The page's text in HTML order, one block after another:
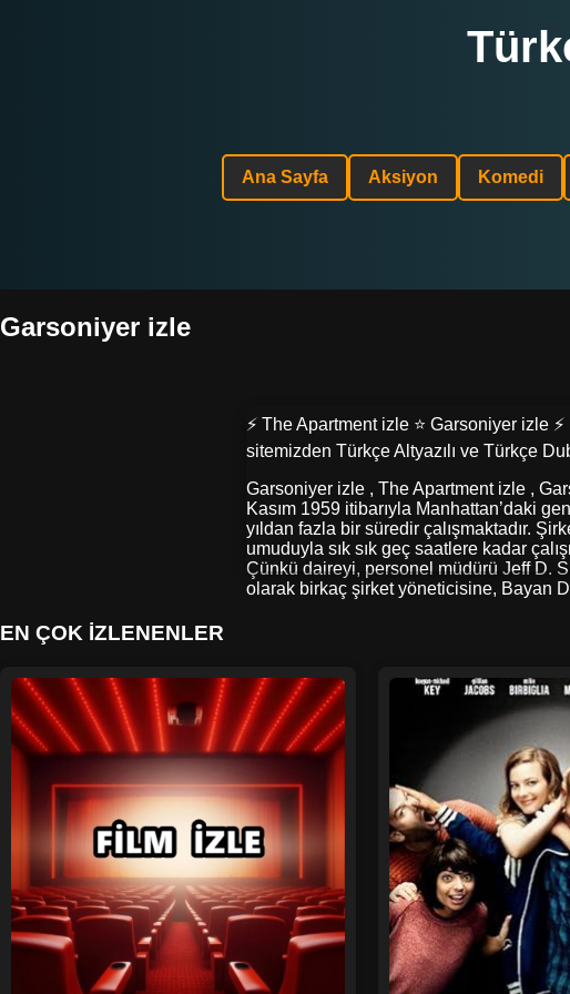
Ana Sayfa Aksiyon Komedi
Garsoniyer izle
⚡ The Apartment izle ⭐ Garsoniyer izle
sitemizden Türkçe Altyazılı ve Türkçe
Garsoniyer izle , The Apartment izle ,
Kasım 1959 itibarıyla Manhattan’daki
yıldan fazla bir süredir çalışmaktadır.
umuduyla sık sık geç saatlere kadar
Çünkü daireyi, personel müdürü Jeff D.
olarak birkaç şirket yöneticisine, Bayan
EN ÇOK İZLENENLER